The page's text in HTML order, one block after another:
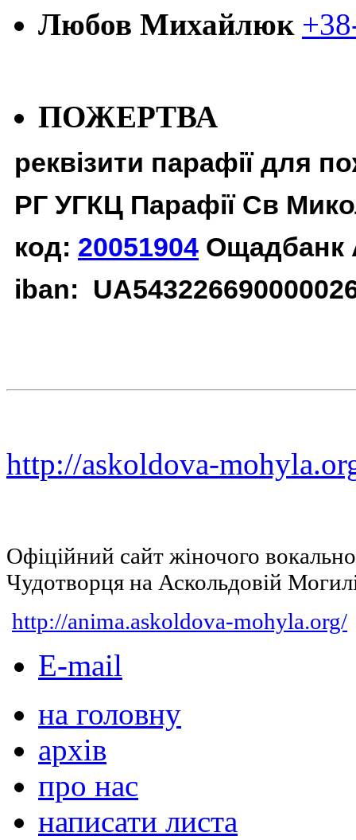
Любов Михайлюк
ПОЖЕРТВА
реквізити парафії для
РГ УГКЦ Парафії Св
код: 20051904 Ощадбанк
iban:
http://askoldova-
Офіційний сайт жіночого
Чудотворця на Аскольдовій
http://anima.askoldova-mohyla.org/
E-mail
на головну
архів
про нас
написати листа